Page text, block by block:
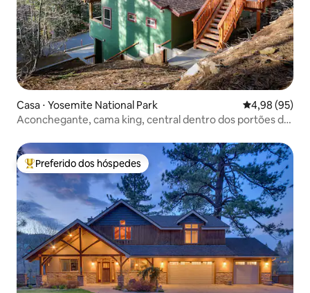
Casa ⋅ Yosemite National Park 4,98 de uma
4,98 (95)
Aconchegante, cama king, central dentro dos portões de
Entre os melhores preferidos dos hóspedes
Preferido dos hóspedes